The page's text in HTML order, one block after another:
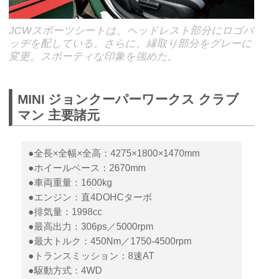
JCWスポーツシートは、ヘッドレスト部分にロゴバ
ッヂを配している。さらに、縁取り部分をグレーに
変更。スポーティな印象を強めた。
MINI ジョンクーパーワークス クラブ
マン 主要諸元
●全長×全幅×全高：4275×1800×1470mm
●ホイールベース：2670mm
●車両重量：1600kg
●エンジン：直4DOHCターボ
●排気量：1998cc
●最高出力：306ps／5000rpm
●最大トルク：450Nm／1750-4500rpm
●トランスミッション：8速AT
●駆動方式：4WD